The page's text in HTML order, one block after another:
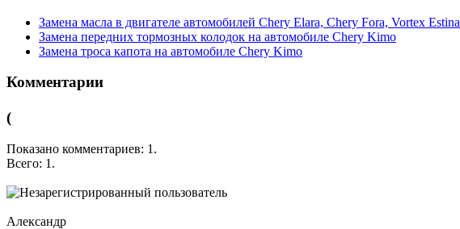
Замена масла в двигателе автомобилей Chery Elara, Chery Fora, Vortex Estina
Замена передних тормозных колодок на автомобиле Chery Kimo
Замена троса капота на автомобиле Chery Kimo
Комментарии
(
Показано комментариев: 1 .
Всего: 1 .
Александр